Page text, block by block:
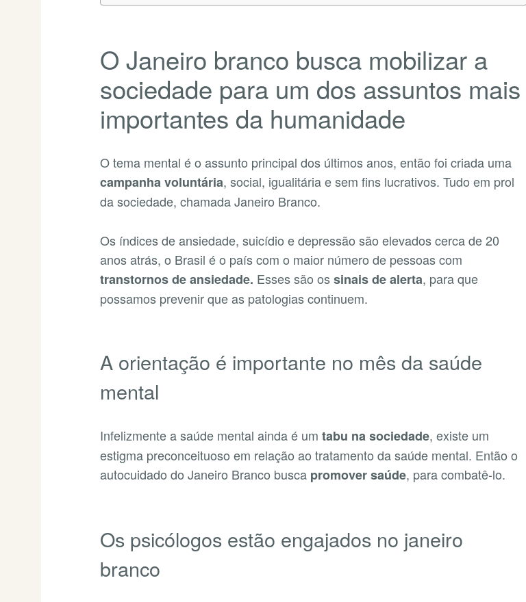
O Janeiro branco busca mobilizar a
sociedade para um dos assuntos mais
importantes da humanidade
O tema mental é o assunto principal dos últimos anos, então foi criada uma
campanha voluntária, social, igualitária e sem fins lucrativos. Tudo em prol
da sociedade, chamada Janeiro Branco.
Os índices de ansiedade, suicídio e depressão são elevados cerca de 20
anos atrás, o Brasil é o país com o maior número de pessoas com
transtornos de ansiedade. Esses são ossinais de alerta, para que
possamos prevenir que as patologias continuem.
A orientação é importante no mês da saúde
mental
Infelizmente a saúde mental ainda é umtabu na sociedade, existe um
estigma preconceituoso em relação ao tratamento da saúde mental. Então o
autocuidado do Janeiro Branco busca promover saúde, para combatê-lo.
Os psicólogos estão engajados no janeiro
branco